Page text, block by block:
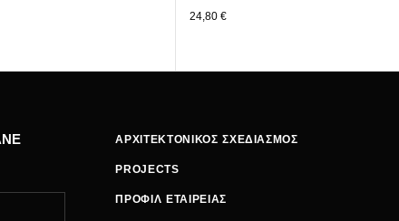
24,80€
ΑΡΧΙΤΕΚΤΟΝΙΚΟΣ ΣΧΕΔΙΑΣΜΟΣ
PROJECTS
ΠΡΟΦΙΛ ΕΤΑΙΡΕΙΑΣ